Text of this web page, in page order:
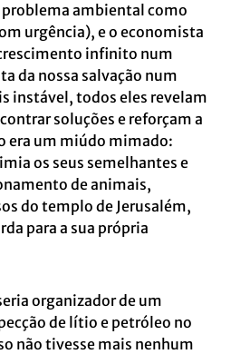
problema ambiental como
urgência), e o economista
infinito num
da nossa salvação num
instável, todos eles revelam
soluções e reforçam a
era um miúdo mimado:
os seus semelhantes e
de animais,
do templo de Jerusalém,
para a sua própria
organizador de um
de lítio e petróleo no
não tivesse mais nenhum